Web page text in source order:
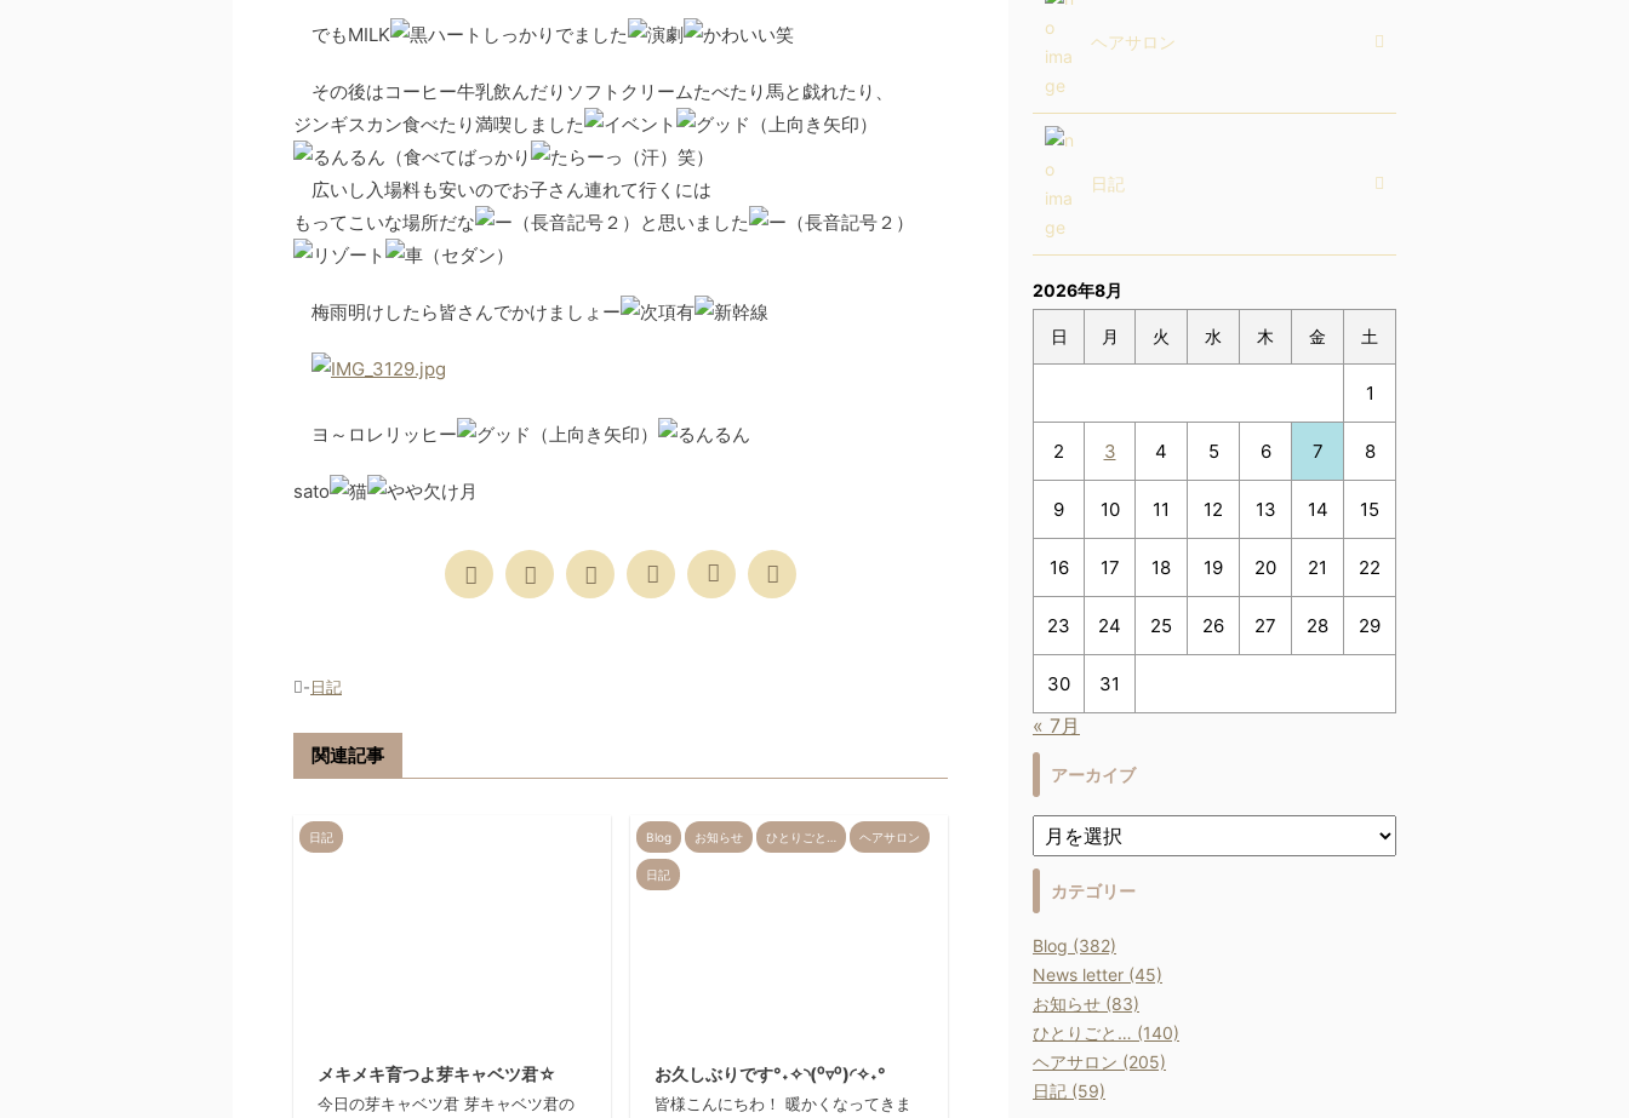
でもMILK しっかりでました 笑
その後はコーヒー牛乳飲んだりソフトクリームたべたり馬と戯れたり、
ジンギスカン食べたり満喫しました
（食べてばっかり
笑）
広いし入場料も安いのでお子さん連れて行くには
もってこいな場所だな
と思いました
梅雨明けしたら皆さんでかけましょー
ヨ～ロレリッヒー
sato
-日記
関連記事
日記
メキメキ育つよ芽キャベツ君☆
今日の芽キャベツ君 芽キャベツ君の
Blog お知らせ ひとりごと… ヘアサロン
日記
お久しぶりです°˖✧◝(⁰▿⁰)◜✧˖°
皆様こんにちわ！ 暖かくなってきま
ヘアサロン
日記
2026年8月
日 月 火 水 木 金 土
1
2 3 4 5 6 7 8
9 10 11 12 13 14 15
16 17 18 19 20 21 22
23 24 25 26 27 28 29
30 31
« 7月
アーカイブ
カテゴリー
Blog (382)
News letter (45)
お知らせ (83)
ひとりごと… (140)
ヘアサロン (205)
日記 (59)